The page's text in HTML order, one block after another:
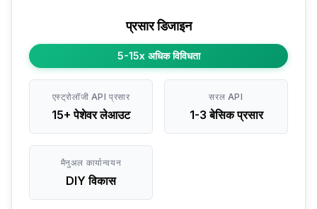
प्रसार डिजाइन
5-15x अधिक विविधता
एस्ट्रोलॉजी API प्रसार
15+ पेशेवर लेआउट
सरल API
1-3 बेसिक प्रसार
मैनुअल कार्यान्वयन
DIY विकास